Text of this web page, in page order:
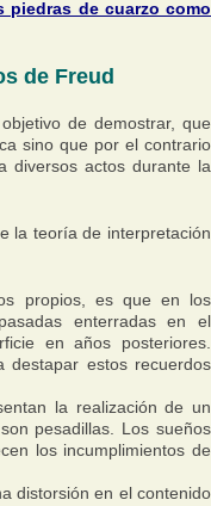
piedras de cuarzo como
de Freud
de demostrar, que
sino que por el contrario
diversos actos durante la
la teoría de interpretación
propios, es que en los
enterradas en el
en años posteriores.
destapar estos recuerdos
la realización de un
pesadillas. Los sueños
los incumplimientos de
distorsión en el contenido